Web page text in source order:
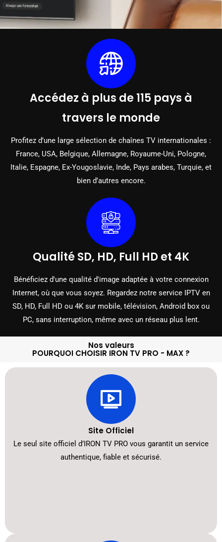
Accédez à plus de 115 pays à
travers le monde
Profitez d’une large sélection de chaînes TV internationales :
France, USA, Belgique, Allemagne, Royaume-Uni, Pologne,
Italie, Espagne, Ex-Yougoslavie, Inde, Pays arabes, Turquie, et
bien d’autres encore.
Qualité SD, HD, Full HD et 4K
Bénéficiez d'une qualité d'image adaptée à votre connexion
Internet, où que vous soyez. Regardez notre service IPTV en
SD, HD, Full HD ou 4K sur mobile, télévision, Android box ou
PC, sans interruption, même avec un réseau plus lent.
Nos valeurs
POURQUOI CHOISIR IRON TV PRO - MAX ?
Site Officiel
Le seul site officiel d’IRON TV PRO vous garantit un service
authentique, fiable et sécurisé.